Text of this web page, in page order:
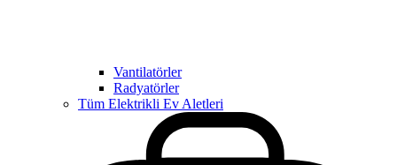
Vantilatörler
Radyatörler
Tüm Elektrikli Ev Aletleri